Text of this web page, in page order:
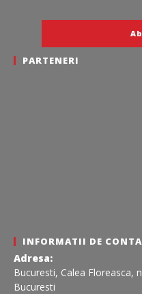
PARTENERI
INFORMATII DE
Adresa:
Bucuresti, Calea Floreasca,
Bucuresti